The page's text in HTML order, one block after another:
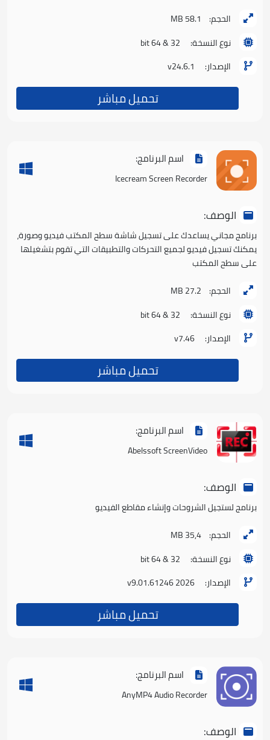
الحجم:
58.1 MB
نوع النسخة:
32 & 64 bit
الإصدار:
v24.6.1
تحميل مباشر
اسم البرنامج:
Icecream Screen Recorder
الوصف:
برنامج مجاني يساعدك على تسجيل شاشة سطح المكتب فيديو وصورة،
يمكنك تسجيل فيديو لجميع التحركات والتطبيقات التي تقوم بتشغيلها
على سطح المكتب
الحجم: 27.2 MB
نوع النسخة:
32 & 64 bit
الإصدار:
v7.46
تحميل مباشر
اسم البرنامج:
Abelssoft ScreenVideo
الوصف:
برنامج لستجيل الشروحات وإنشاء مقاطع الفيديو
الحجم: 35,4 MB
نوع النسخة:
32 & 64 bit
الإصدار:
2026 v9.01.61246
تحميل مباشر
اسم البرنامج:
AnyMP4 Audio Recorder
الوصف: